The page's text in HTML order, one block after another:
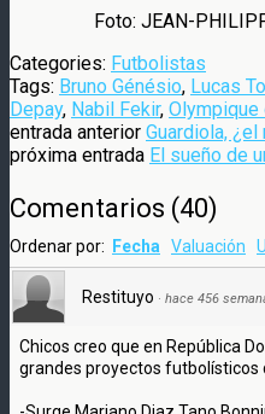
Foto: JEAN-
Categories: Futbolistas
Tags: Bruno Génésio, Lucas
Depay, Nabil Fekir, Olympique
entrada anterior Guardiola,
próxima entrada El sueño de
Comentarios (40)
Ordenar por: Fecha Valuación
Restituyo · hace 456
Chicos creo que en República
grandes proyectos futbolísticos